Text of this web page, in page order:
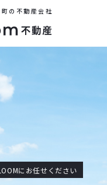
の不動産会社
にお任せください